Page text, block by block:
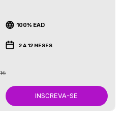
100% EAD
2 A 12 MESES
INSCREVA-SE